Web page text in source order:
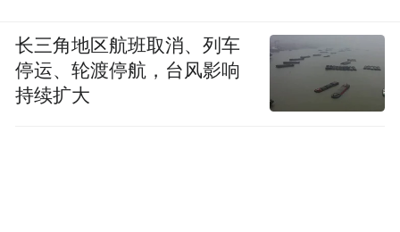
长三角地区航班取消、列车
停运、轮渡停航，台风影响
持续扩大